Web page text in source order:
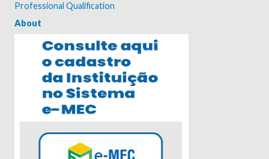
Professional Qualification
About